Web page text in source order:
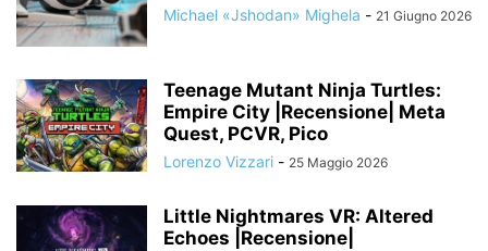
Michael «Jshodan» Mighela - 21 Giugno 2026
Teenage Mutant Ninja Turtles:
Empire City |Recensione| Meta
Quest, PCVR, Pico
Lorenzo Vizzari - 25 Maggio 2026
Little Nightmares VR: Altered
Echoes |Recensione|